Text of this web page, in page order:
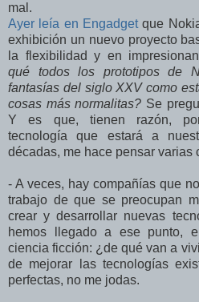
mal.
Ayer leía en Engadgetque
exhibición un nuevo proyecto
la flexibilidad y en
qué todos los prototipos de
fantasías del siglo XXV como
cosas más normalitas? Se
Y es que, tienen razón,
tecnología que estará a
décadas, me hace pensar varias
- A veces, hay compañías que
trabajo de que se preocupan
crear y desarrollar nuevas
hemos llegado a ese punto,
ciencia ficción: ¿de qué van a
de mejorar las tecnologías
perfectas, no me jodas.